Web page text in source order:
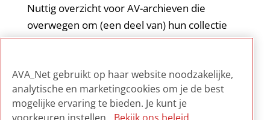
Nuttig overzicht voor AV-archieven die
overwegen om (een deel van) hun collectie
online beschikbaar te stellen via genoemde
auteursrechten in de online praktijk.
AVA_Net gebruikt op haar website noodzakelijke,
analytische en marketingcookies om je de best
mogelijke ervaring te bieden. Je kunt je